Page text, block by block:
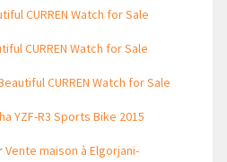
CURREN Watch for Sale
CURREN Watch for Sale
CURREN Watch for Sale
YZF-R3 Sports Bike 2015
Vente maison à Elgorjani-